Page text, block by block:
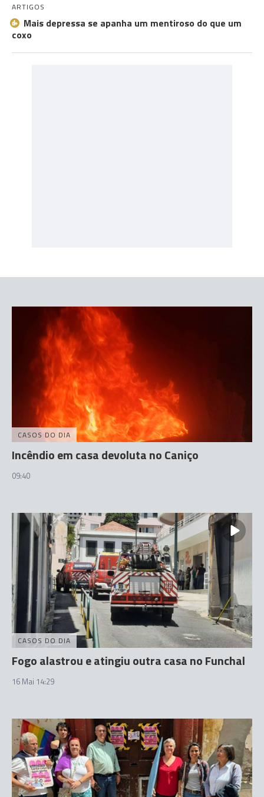
ARTIGOS
Mais depressa se apanha um mentiroso do que um
coxo
CASOS DO DIA
Incêndio em casa devoluta no Caniço
09:40
CASOS DO DIA
Fogo alastrou e atingiu outra casa no Funchal
16 Mai 14:29